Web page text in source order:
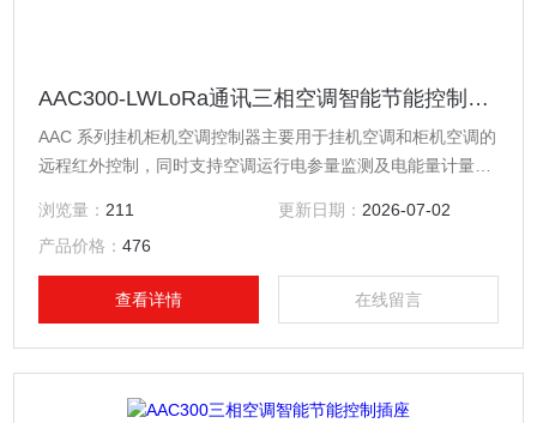
AAC300-LWLoRa通讯三相空调智能节能控制插座
AAC 系列挂机柜机空调控制器主要用于挂机空调和柜机空调的
远程红外控制，同时支持空调运行电参量监测及电能量计量功
能。LoRa通讯三相空调智能节能控制插座
浏览量： 211 更新日期： 2026-07-02
产品价格：476
查看详情 在线留言